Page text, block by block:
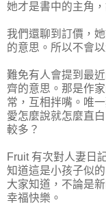
她才是書中的主角
我們還聊到訂價，
的意思。所以不會
難免有人會提到最
齊的意思。那是作
常，互相拌嘴。唯
愛怎麼說就怎麼直
較多？
Fruit 有次對人妻日
知道這是小孩子似
大家知道，不論是
幸福快樂。